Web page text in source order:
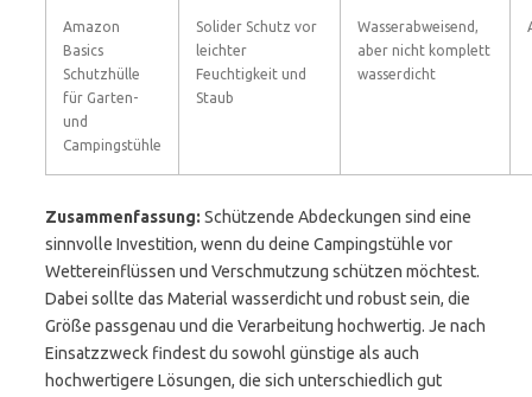
Amazon
Basics
Schutzhülle
für Garten-
und
Campingstühle
Solider Schutz vor
leichter
Feuchtigkeit und
Staub
Wasserabweisend,
aber nicht komplett
wasserdicht
Zusammenfassung: Schützende Abdeckungen sind eine
sinnvolle Investition, wenn du deine Campingstühle vor
Wettereinflüssen und Verschmutzung schützen möchtest.
Dabei sollte das Material wasserdicht und robust sein, die
Größe passgenau und die Verarbeitung hochwertig. Je nach
Einsatzzweck findest du sowohl günstige als auch
hochwertigere Lösungen, die sich unterschiedlich gut